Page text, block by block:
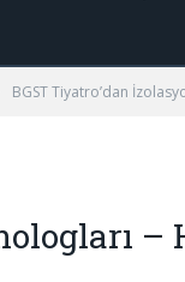
BGST Tiyatro’dan
–